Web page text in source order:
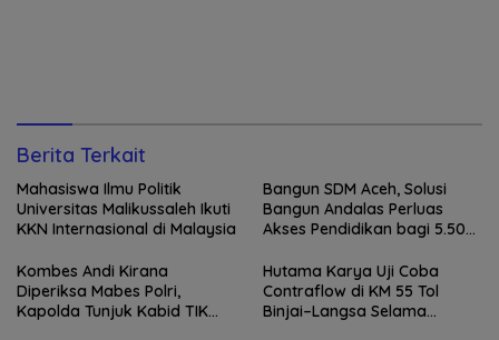
Berita Terkait
Mahasiswa Ilmu Politik
Universitas Malikussaleh Ikuti
KKN Internasional di Malaysia
Bangun SDM Aceh, Solusi
Bangun Andalas Perluas
Akses Pendidikan bagi 5.500
Kombes Andi Kirana
Diperiksa Mabes Polri,
Kapolda Tunjuk Kabid TIK
Hutama Karya Uji Coba
Contraflow di KM 55 Tol
Binjai–Langsa Selama